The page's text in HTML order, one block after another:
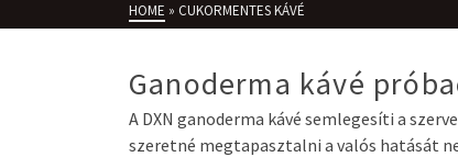
HOME » CUKORMENTES KÁVÉ
Ganoderma kávé
A DXN ganoderma kávé semlegesíti a
szeretné megtapasztalni a valós hatását